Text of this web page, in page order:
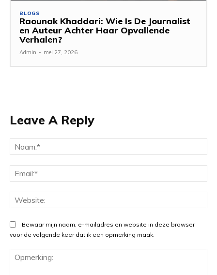
BLOGS
Raounak Khaddari: Wie Is De Journalist
en Auteur Achter Haar Opvallende
Verhalen?
Admin - mei 27, 2026
Leave A Reply
Bewaar mijn naam, e-mailadres en website in deze browser
voor de volgende keer dat ik een opmerking maak.